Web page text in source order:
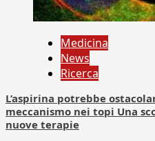
Medicina
News
Ricerca
L’aspirina potrebbe
meccanismo nei topi Una
nuove terapie